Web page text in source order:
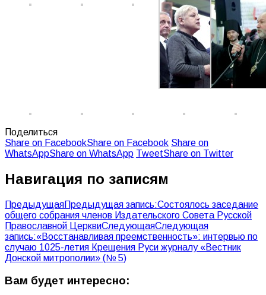
Поделиться
Share on FacebookShare on Facebook Share on
WhatsAppShare on WhatsApp TweetShare on Twitter
Навигация по записям
ПредыдущаяПредыдущая запись:Состоялось заседание
общего собрания членов Издательского Совета Русской
Православной ЦерквиСледующаяСледующая
запись:«Восстанавливая преемственность»: интервью по
случаю 1025-летия Крещения Руси журналу «Вестник
Донской митрополии» (№ 5)
Вам будет интересно: